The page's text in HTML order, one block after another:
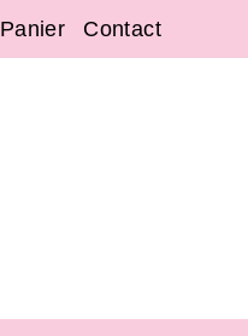
Panier Contact